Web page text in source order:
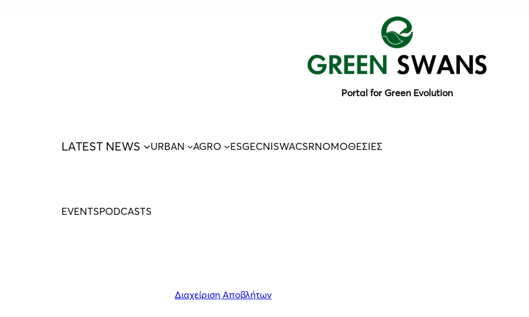
Portal for Green Evolution
LATEST NEWS URBAN AGRO ESGECNISWACSRΝΟΜΟΘΕΣΙΕΣ
EVENTSPODCASTS
Διαχείριση Αποβλήτων